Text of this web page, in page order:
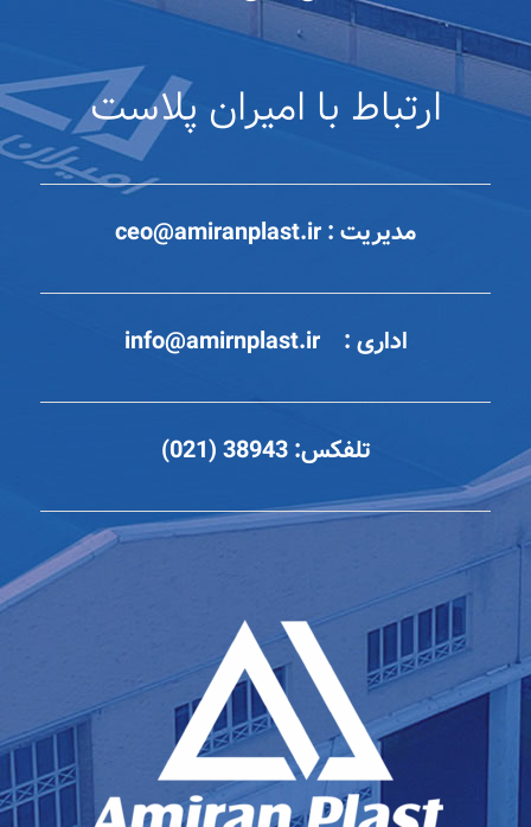
ارتباط با امیران پلاست
مدیریت :ceo@amiranplast.ir
اداری :info@amirnplast.ir
تلفکس:38943 (021)